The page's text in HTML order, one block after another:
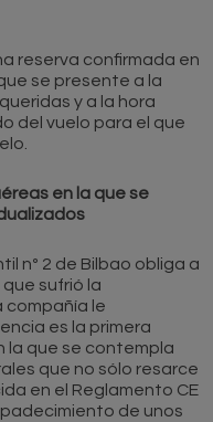
reserva confirmada en
se presente a la
y a la hora
del vuelo para el que
en la que se
nº 2 de Bilbao obliga a
que sufrió la
compañía le
es la primera
la que se contempla
que no sólo resarce
en el Reglamento CE
de unos